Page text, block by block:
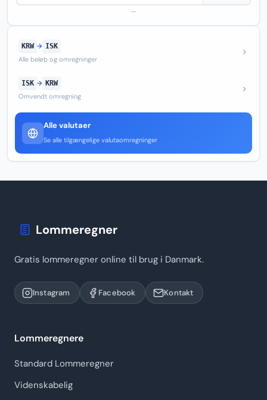
—
KRW → ISK
Alle beløb og omregninger
ISK → KRW
Omvendt omregning
Alle valutaer
Se alle tilgængelige valutaomregninger
Lommeregner
Gratis lommeregner online til brug i Danmark.
Instagram Facebook Kontakt
Lommeregnere
Standard Lommeregner
Videnskabelig